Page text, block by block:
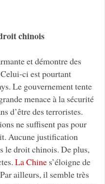
chinois
et démontre des
ci est pourtant
Le gouvernement tente
menace à la sécurité
d’être des terroristes.
ne suffisent pas pour
Aucune justification
le droit chinois. De plus,
La Chines’éloigne de
ailleurs, il semble très